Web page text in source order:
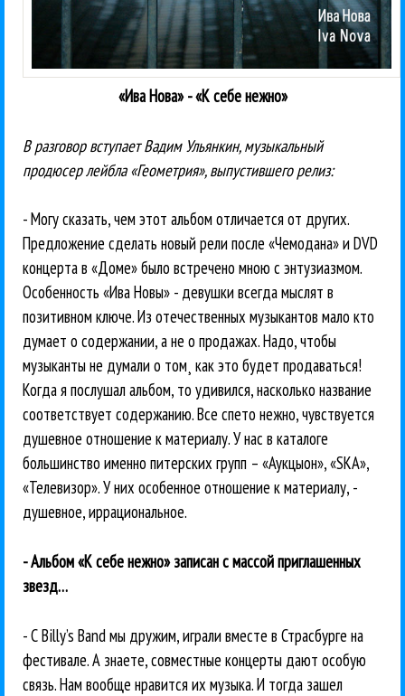
«Ива Нова» - «К себе нежно»
В разговор вступает Вадим Ульянкин, музыкальный
продюсер лейбла «Геометрия», выпустившего релиз:
- Могу сказать, чем этот альбом отличается от других.
Предложение сделать новый рели после «Чемодана» и DVD
концерта в «Доме» было встречено мною с энтузиазмом.
Особенность «Ива Новы» - девушки всегда мыслят в
позитивном ключе. Из отечественных музыкантов мало кто
думает о содержании, а не о продажах. Надо, чтобы
музыканты не думали о том¸ как это будет продаваться!
Когда я послушал альбом, то удивился, насколько название
соответствует содержанию. Все спето нежно, чувствуется
душевное отношение к материалу. У нас в каталоге
большинство именно питерских групп – «Аукцыон», «SKA»,
«Телевизор». У них особенное отношение к материалу, -
душевное, иррациональное.
- Альбом «К себе нежно» записан с массой приглашенных
звезд…
- С Billy’s Band мы дружим, играли вместе в Страсбурге на
фестивале. А знаете, совместные концерты дают особую
связь. Нам вообще нравится их музыка. И тогда зашел